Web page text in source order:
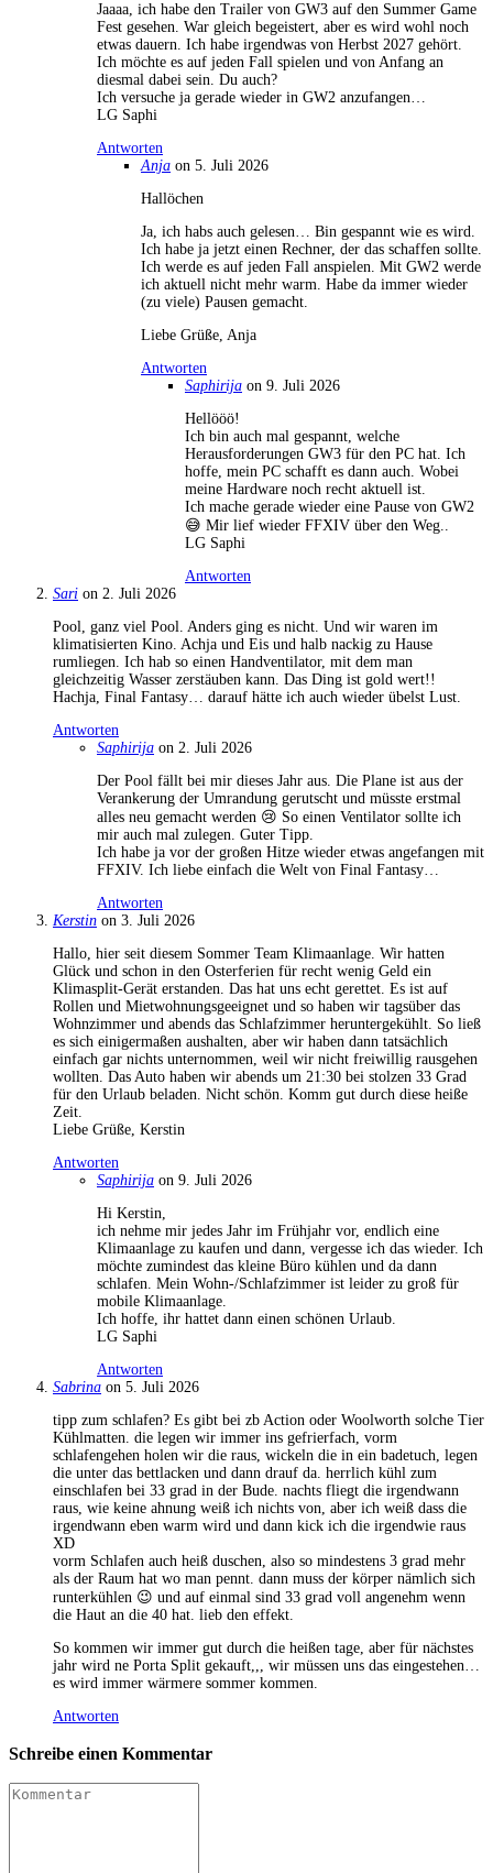
Jaaaa, ich habe den Trailer von GW3 auf den Summer Game
Fest gesehen. War gleich begeistert, aber es wird wohl noch
etwas dauern. Ich habe irgendwas von Herbst 2027 gehört.
Ich möchte es auf jeden Fall spielen und von Anfang an
diesmal dabei sein. Du auch?
Ich versuche ja gerade wieder in GW2 anzufangen…
LG Saphi
Antworten
Anja on 5. Juli 2026
Hallöchen
Ja, ich habs auch gelesen… Bin gespannt wie es wird.
Ich habe ja jetzt einen Rechner, der das schaffen sollte.
Ich werde es auf jeden Fall anspielen. Mit GW2 werde
ich aktuell nicht mehr warm. Habe da immer wieder
(zu viele) Pausen gemacht.
Liebe Grüße, Anja
Antworten
Saphirija on 9. Juli 2026
Hellööö!
Ich bin auch mal gespannt, welche
Herausforderungen GW3 für den PC hat. Ich
hoffe, mein PC schafft es dann auch. Wobei
meine Hardware noch recht aktuell ist.
Ich mache gerade wieder eine Pause von GW2
😅 Mir lief wieder FFXIV über den Weg..
LG Saphi
Antworten
Sari on 2. Juli 2026
Pool, ganz viel Pool. Anders ging es nicht. Und wir waren im
klimatisierten Kino. Achja und Eis und halb nackig zu Hause
rumliegen. Ich hab so einen Handventilator, mit dem man
gleichzeitig Wasser zerstäuben kann. Das Ding ist gold wert!!
Hachja, Final Fantasy… darauf hätte ich auch wieder übelst Lust.
Antworten
Saphirija on 2. Juli 2026
Der Pool fällt bei mir dieses Jahr aus. Die Plane ist aus der
Verankerung der Umrandung gerutscht und müsste erstmal
alles neu gemacht werden 😢 So einen Ventilator sollte ich
mir auch mal zulegen. Guter Tipp.
Ich habe ja vor der großen Hitze wieder etwas angefangen mit
FFXIV. Ich liebe einfach die Welt von Final Fantasy…
Antworten
Kerstin on 3. Juli 2026
Hallo, hier seit diesem Sommer Team Klimaanlage. Wir hatten
Glück und schon in den Osterferien für recht wenig Geld ein
Klimasplit-Gerät erstanden. Das hat uns echt gerettet. Es ist auf
Rollen und Mietwohnungsgeeignet und so haben wir tagsüber das
Wohnzimmer und abends das Schlafzimmer heruntergekühlt. So ließ
es sich einigermaßen aushalten, aber wir haben dann tatsächlich
einfach gar nichts unternommen, weil wir nicht freiwillig rausgehen
wollten. Das Auto haben wir abends um 21:30 bei stolzen 33 Grad
für den Urlaub beladen. Nicht schön. Komm gut durch diese heiße
Zeit.
Liebe Grüße, Kerstin
Antworten
Saphirija on 9. Juli 2026
Hi Kerstin,
ich nehme mir jedes Jahr im Frühjahr vor, endlich eine
Klimaanlage zu kaufen und dann, vergesse ich das wieder. Ich
möchte zumindest das kleine Büro kühlen und da dann
schlafen. Mein Wohn-/Schlafzimmer ist leider zu groß für
mobile Klimaanlage.
Ich hoffe, ihr hattet dann einen schönen Urlaub.
LG Saphi
Antworten
Sabrina on 5. Juli 2026
tipp zum schlafen? Es gibt bei zb Action oder Woolworth solche Tier
Kühlmatten. die legen wir immer ins gefrierfach, vorm
schlafengehen holen wir die raus, wickeln die in ein badetuch, legen
die unter das bettlacken und dann drauf da. herrlich kühl zum
einschlafen bei 33 grad in der Bude. nachts fliegt die irgendwann
raus, wie keine ahnung weiß ich nichts von, aber ich weiß dass die
irgendwann eben warm wird und dann kick ich die irgendwie raus
XD
vorm Schlafen auch heiß duschen, also so mindestens 3 grad mehr
als der Raum hat wo man pennt. dann muss der körper nämlich sich
runterkühlen 😉 und auf einmal sind 33 grad voll angenehm wenn
die Haut an die 40 hat. lieb den effekt.
So kommen wir immer gut durch die heißen tage, aber für nächstes
jahr wird ne Porta Split gekauft,,, wir müssen uns das eingestehen…
es wird immer wärmere sommer kommen.
Antworten
Schreibe einen Kommentar